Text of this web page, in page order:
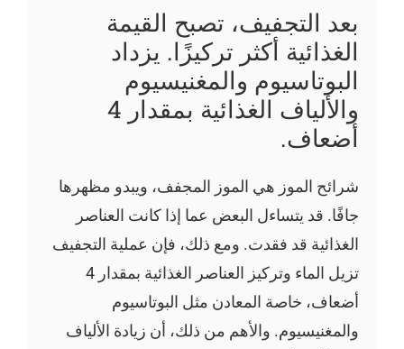
بعد التجفيف، تصبح القيمة
الغذائية أكثر تركيزًا. يزداد
البوتاسيوم والمغنيسيوم
والألياف الغذائية بمقدار 4
أضعاف.
شرائح الموز هي الموز المجفف، ويبدو مظهرها
جافًا. قد يتساءل البعض عما إذا كانت العناصر
الغذائية قد فقدت. ومع ذلك، فإن عملية التجفيف
تزيل الماء وتركيز العناصر الغذائية بمقدار 4
أضعاف، خاصة المعادن مثل البوتاسيوم
والمغنيسيوم. والأهم من ذلك، أن زيادة الألياف